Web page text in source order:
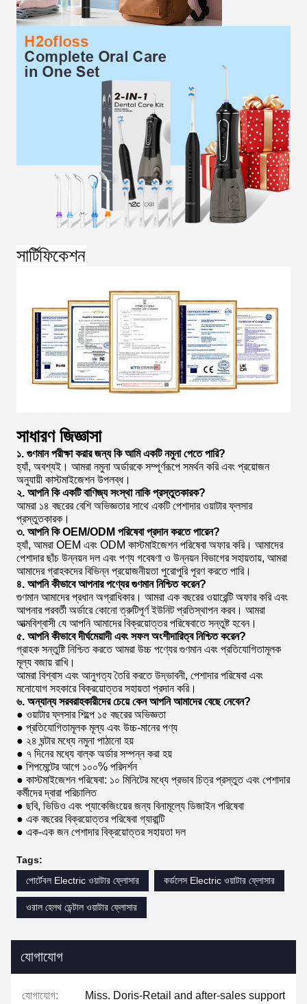
সার্টিফিকেশন
সাধারণ জিজ্ঞাসা
১. গুণমান পরীক্ষা করার জন্য কি আমি একটি নমুনা পেতে পারি?
হ্যাঁ, অবশ্যই। আমরা নমুনা অর্ডারকে সম্পূর্ণরূপে সমর্থন করি এবং প্রয়োজন
অনুযায়ী কাস্টমাইজেশন উপলব্ধ।
২. আপনি কি একটি বাণিজ্য সংস্থা নাকি প্রস্তুতকারক?
আমরা ১৪ বছরের বেশি অভিজ্ঞতার সাথে একটি পেশাদার ওয়াটার ফ্লসার
প্রস্তুতকারক।
৩. আপনি কি OEM/ODM পরিষেবা প্রদান করতে পারেন?
হ্যাঁ, আমরা OEM এবং ODM কাস্টমাইজেশন পরিষেবা অফার করি। আমাদের
পেশাদার ছাঁচ উন্নয়ন দল এবং পণ্য গবেষণা ও উন্নয়ন বিভাগের সহায়তায়, আমরা
আমাদের গ্রাহকদের বিভিন্ন প্রয়োজনীয়তা পুরোপুরি পূরণ করতে পারি।
৪. আপনি কীভাবে আপনার পণ্যের গুণমান নিশ্চিত করেন?
গুণমান আমাদের প্রধান অগ্রাধিকার। আমরা এক বছরের ওয়ারেন্টি অফার করি এবং
আপনার পরবর্তী অর্ডারে কোনো ত্রুটিপূর্ণ ইউনিট প্রতিস্থাপন করব। আমরা
আত্মবিশ্বাসী যে আপনি আমাদের বিক্রয়োত্তর পরিষেবাতে সন্তুষ্ট হবেন।
৫. আপনি কীভাবে দীর্ঘমেয়াদী এবং সফল অংশীদারিত্ব নিশ্চিত করেন?
গ্রাহক সন্তুষ্টি নিশ্চিত করতে আমরা উচ্চ পণ্যের গুণমান এবং প্রতিযোগিতামূলক
মূল্য বজায় রাখি।
আমরা বিশ্বাস এবং আনুগত্য তৈরি করতে উদ্ভাবনী, পেশাদার পরিষেবা এবং
মনোযোগ সহকারে বিক্রয়োত্তর সহায়তা প্রদান করি।
৬. অন্যান্য সরবরাহকারীদের চেয়ে কেন আপনি আমাদের বেছে নেবেন?
● ওয়াটার ফ্লসার শিল্পে ১৫ বছরের অভিজ্ঞতা
● প্রতিযোগিতামূলক মূল্য এবং উচ্চ-মানের পণ্য
● ২৪ ঘন্টার মধ্যে নমুনা পাঠানো হয়
● ৭ দিনের মধ্যে বাল্ক অর্ডার সম্পন্ন করা হয়
● শিপমেন্টের আগে ১০০% পরিদর্শন
● কাস্টমাইজেশন পরিষেবা: ১০ মিনিটের মধ্যে প্রভাব চিত্র প্রস্তুত এবং পেশাদার
কর্মীদের দ্বারা পরিচালিত
● ছবি, ভিডিও এবং প্যাকেজিংয়ের জন্য বিনামূল্যে ডিজাইন পরিষেবা
● এক বছরের বিক্রয়োত্তর পরিষেবা গ্যারান্টি
● এক-এক জন পেশাদার বিক্রয়োত্তর সহায়তা দল
Tags:
পোর্টেবল Electric ওয়াটার ফ্লোসার
কর্ডলেস Electric ওয়াটার ফ্লোসার
ওরাল হেলথ ডেন্টাল ওয়াটার ফ্লোসার
যোগাযোগ
যোগাযোগ: Miss. Doris-Retail and after-sales support